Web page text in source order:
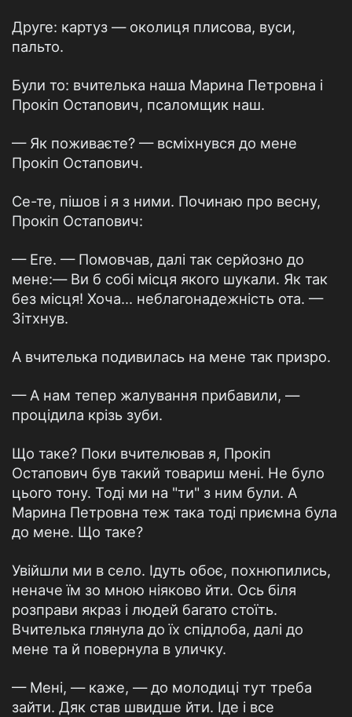
Друге: картуз — околиця плисова, вуси,
пальто.
Були то: вчителька наша Марина Петровна і
Прокіп Остапович, псаломщик наш.
— Як поживаєте? — всміхнувся до мене
Прокіп Остапович.
Се-те, пішов і я з ними. Починаю про весну,
Прокіп Остапович:
— Еге. — Помовчав, далі так серйозно до
мене:— Ви б собі місця якого шукали. Як так
без місця! Хоча... неблагонадежність ота. —
Зітхнув.
А вчителька подивилась на мене так призро.
— А нам тепер жалування прибавили, —
процідила крізь зуби.
Що таке? Поки вчителював я, Прокіп
Остапович був такий товариш мені. Не було
цього тону. Тоді ми на "ти" з ним були. А
Марина Петровна теж така тоді приємна була
до мене. Що таке?
Увійшли ми в село. Ідуть обоє, похнюпились,
неначе їм зо мною ніяково йти. Ось біля
розправи якраз і людей багато стоїть.
Вчителька глянула до їх спідлоба, далі до
мене та й повернула в уличку.
— Мені, — каже, — до молодиці тут треба
зайти. Дяк став швидше йти. Іде і все